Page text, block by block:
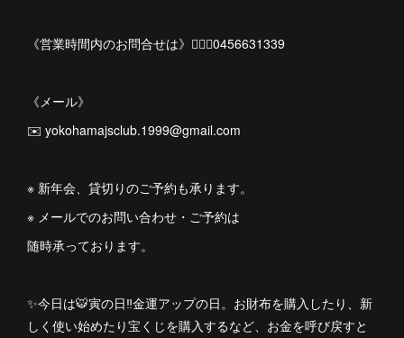
《営業時間内のお問合せは》💁🏻‍♀️0456631339
《メール》
✉️ yokohamajsclub.1999@gmail.com
※ 新年会、貸切りのご予約も承ります。
※ メールでのお問い合わせ・ご予約は
随時承っております。
✨今日は🐯寅の日‼️金運アップの日。お財布を購入したり、新
しく使い始めたり宝くじを購入するなど、お金を呼び戻すと